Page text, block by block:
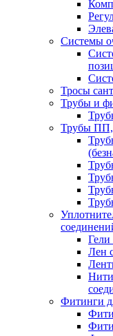
Системы
Тросы
Трубы и
Трубы
Гели
Лен
Нити
Фитинги